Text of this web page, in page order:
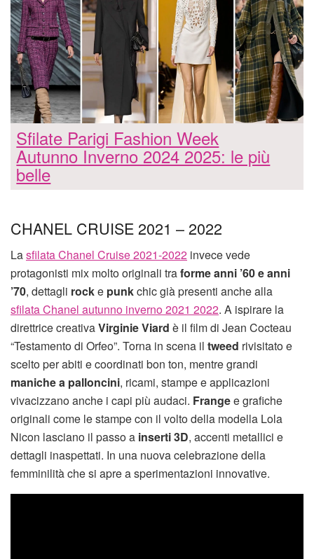
Sfilate Parigi Fashion Week
Autunno Inverno 2024 2025: le più
belle
CHANEL CRUISE 2021 – 2022
Lasfilata Chanel Cruise 2021-2022 invece vede
protagonisti mix molto originali traforme anni ’60 e anni
’70, dettagli rocke punkchic già presenti anche alla
sfilata Chanel autunno inverno 2021 2022. A ispirare la
direttrice creativaVirginie Viard è il film di Jean Cocteau
“Testamento di Orfeo”. Torna in scena il tweed rivisitato e
scelto per abiti e coordinati bon ton, mentre grandi
maniche a palloncini, ricami, stampe e applicazioni
vivacizzano anche i capi più audaci. Frangee grafiche
originali come le stampe con il volto della modella Lola
Nicon lasciano il passo a inserti 3D, accenti metallici e
dettagli inaspettati. In una nuova celebrazione della
femminilità che si apre a sperimentazioni innovative.